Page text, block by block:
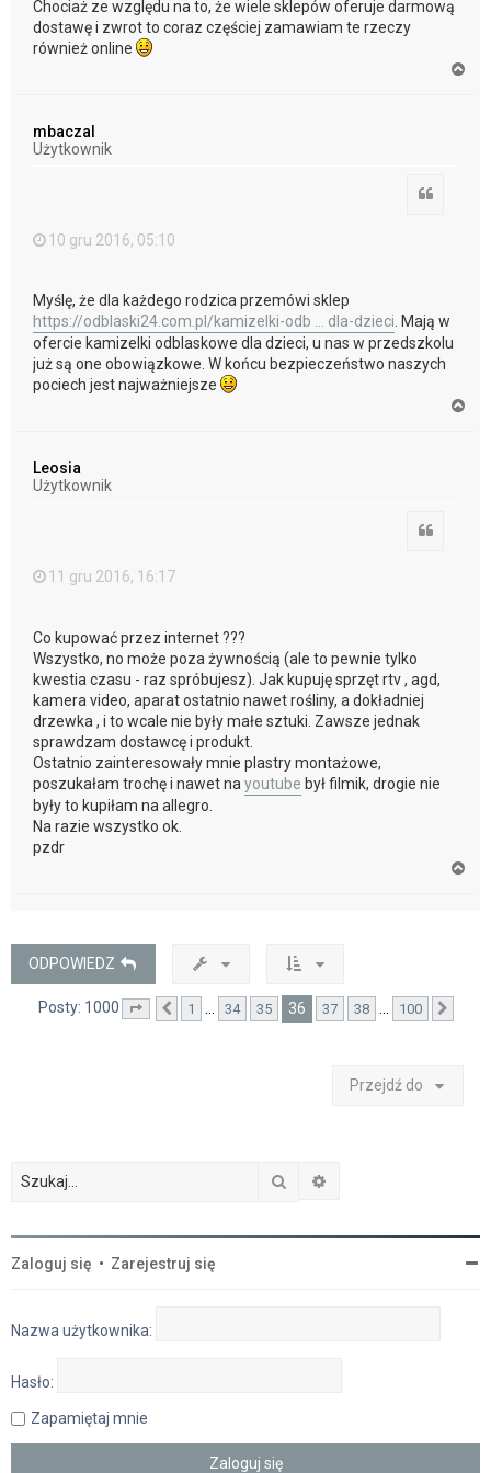
Chociaż ze względu na to, że wiele sklepów oferuje darmową
dostawę i zwrot to coraz częściej zamawiam te rzeczy
również online
mbaczal
Użytkownik
10 gru 2016, 05:10
Myślę, że dla każdego rodzica przemówi sklep
https://odblaski24.com.pl/kamizelki-odb ... dla-dzieci . Mają w
ofercie kamizelki odblaskowe dla dzieci, u nas w przedszkolu
już są one obowiązkowe. W końcu bezpieczeństwo naszych
pociech jest najważniejsze
Leosia
Użytkownik
11 gru 2016, 16:17
Co kupować przez internet ???
Wszystko, no może poza żywnością (ale to pewnie tylko
kwestia czasu - raz spróbujesz). Jak kupuję sprzęt rtv , agd,
kamera video, aparat ostatnio nawet rośliny, a dokładniej
drzewka , i to wcale nie były małe sztuki. Zawsze jednak
sprawdzam dostawcę i produkt.
Ostatnio zainteresowały mnie plastry montażowe,
poszukałam trochę i nawet na youtube był filmik, drogie nie
były to kupiłam na allegro.
Na razie wszystko ok.
pzdr
ODPOWIEDZ
Posty: 1000 Strona 36 z 100
Poprzednia
1 34 35 36 37 38 100
Przejdź do
Szukaj
Zaloguj się • Zarejestruj się
Nazwa użytkownika:
Hasło:
Zapamiętaj mnie